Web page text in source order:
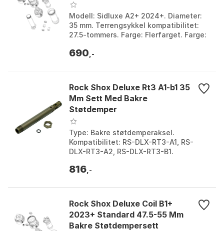
Modell: Sidluxe A2+ 2024+. Diameter:
35 mm. Terrengsykkel kompatibilitet:
27.5-tommers. Farge: Flerfarget. Farge:
690 ,-
Rock Shox Deluxe Rt3 A1-b1 35
Mm Sett Med Bakre
Støtdemper
Type: Bakre støtdemperaksel.
Kompatibilitet: RS-DLX-RT3-A1, RS-
DLX-RT3-A2, RS-DLX-RT3-B1.
ringer, popit-ventil. Størrelse...
816 ,-
Rock Shox Deluxe Coil B1+
2023+ Standard 47.5-55 Mm
Bakre Støtdempersett